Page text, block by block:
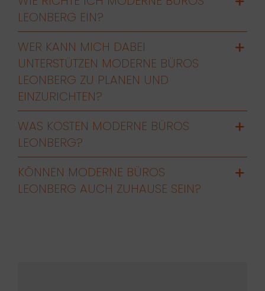
LEONBERG EIN?
WER KANN MICH DABEI
UNTERSTÜTZEN MODERNE BÜROS
LEONBERG ZU PLANEN UND
EINZURICHTEN?
WAS KOSTEN MODERNE BÜROS
LEONBERG?
KÖNNEN MODERNE BÜROS
LEONBERG AUCH ZUHAUSE SEIN?